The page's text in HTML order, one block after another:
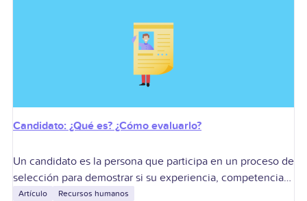
Candidato: ¿Qué es? ¿Cómo evaluarlo?
Un candidato es la persona que participa en un proceso de
selección para demostrar si su experiencia, competencias
laborales y expectativas se ajustan a un puesto y a la
Artículo Recursos humanos